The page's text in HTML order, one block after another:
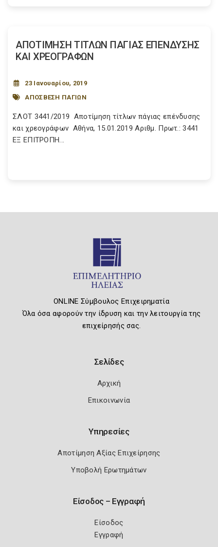
ΑΠΟΤΙΜΗΣΗ ΤΙΤΛΩΝ ΠΑΓΙΑΣ ΕΠΕΝΔΥΣΗΣ
ΚΑΙ ΧΡΕΟΓΡΑΦΩΝ
23 Ιανουαρίου, 2019
ΑΠΟΣΒΕΣΗ ΠΑΓΙΩΝ
ΣΛΟΤ 3441/2019 Αποτίμηση τίτλων πάγιας επένδυσης
και χρεογράφων Αθήνα, 15.01.2019 Αριθμ. Πρωτ.: 3441
ΕΞ ΕΠΙΤΡΟΠΗ...
ONLINE Σύμβουλος Επιχειρηματία
Όλα όσα αφορούν την ίδρυση και την λειτουργία της
επιχείρησής σας.
Σελίδες
Αρχική
Επικοινωνία
Υπηρεσίες
Αποτίμηση Αξίας Επιχείρησης
Υποβολή Ερωτημάτων
Είσοδος – Εγγραφή
Είσοδος
Εγγραφή